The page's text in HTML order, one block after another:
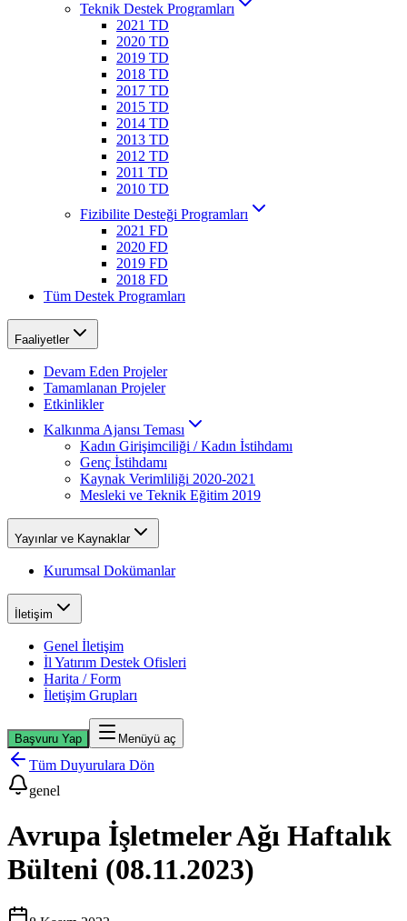
Teknik Destek Programları
2021 TD
2020 TD
2019 TD
2018 TD
2017 TD
2015 TD
2014 TD
2013 TD
2012 TD
2011 TD
2010 TD
Fizibilite Desteği Programları
2021 FD
2020 FD
2019 FD
2018 FD
Tüm Destek Programları
Faaliyetler
Devam Eden Projeler
Tamamlanan Projeler
Etkinlikler
Kalkınma Ajansı Teması
Kadın Girişimciliği / Kadın İstihdamı
Genç İstihdamı
Kaynak Verimliliği 2020-2021
Mesleki ve Teknik Eğitim 2019
Yayınlar ve Kaynaklar
Kurumsal Dokümanlar
İletişim
Genel İletişim
İl Yatırım Destek Ofisleri
Harita / Form
İletişim Grupları
Başvuru Yap Menüyü aç
Tüm Duyurulara Dön
genel
Avrupa İşletmeler Ağı Haftalık
Bülteni (08.11.2023)